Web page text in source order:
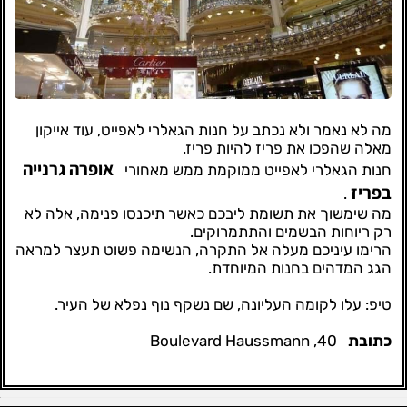
מה לא נאמר ולא נכתב על חנות הגאלרי לאפייט, עוד אייקון
מאלה שהפכו את פריז להיות פריז.
חנות הגאלרי לאפייט ממוקמת ממש מאחורי אופרה גרנייה
בפריז .
מה שימשוך את תשומת ליבכם כאשר תיכנסו פנימה, אלה לא
רק ריוחות הבשמים והתתמרוקים.
הרימו עיניכם מעלה אל התקרה, הנשימה פשוט תעצר למראה
הגג המדהים בחנות המיוחדת.
טיפ: עלו לקומה העליונה, שם נשקף נוף נפלא של העיר.
כתובת